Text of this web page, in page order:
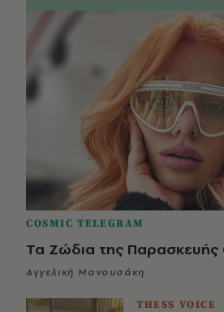
COSMIC TELEGRAM
Τα Ζώδια της Παρασκευής
Αγγελική Μανουσάκη
THESS VOICE